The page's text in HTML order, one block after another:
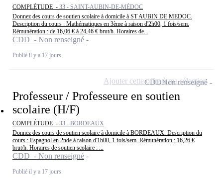
COMPLÉTUDE - 33 - SAINT-AUBIN-DE-MÉDOC
Donnez des cours de soutien scolaire à domicile à ST AUBIN DE MEDOC.
Description du cours : Mathématiques en 3ème à raison d'2h00, 1 fois/sem.
Rémunération : de 16,06 € à 24,46 € brut/h. Horaires de...
CDD - Non renseigné
Publié il y a 17 jours
Professeur / Professeure en soutien
scolaire (H/F)
COMPLÉTUDE - 33 - BORDEAUX
Donnez des cours de soutien scolaire à domicile à BORDEAUX. Description du
cours : Espagnol en 2nde à raison d'1h00, 1 fois/sem. Rémunération : 16,26 €
brut/h. Horaires de soutien scolaire : ...
CDD - Non renseigné
Publié il y a 17 jours
CDDNon renseigné
Ajouter cette offre à ma sélection